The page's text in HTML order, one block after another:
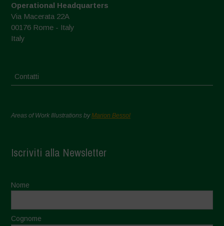
Operational Headquarters
Via Macerata 22A
00176 Rome - Italy
Italy
Contatti
Areas of Work Illustrations byMarion Bessol
Iscriviti alla Newsletter
Nome
Cognome